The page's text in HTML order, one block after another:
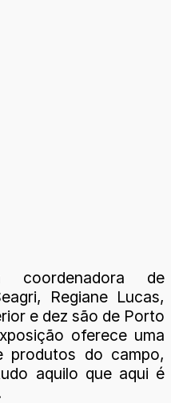
coordenadora de
Regiane Lucas,
e dez são de Porto
oferece uma
produtos do campo,
aquilo que aqui é